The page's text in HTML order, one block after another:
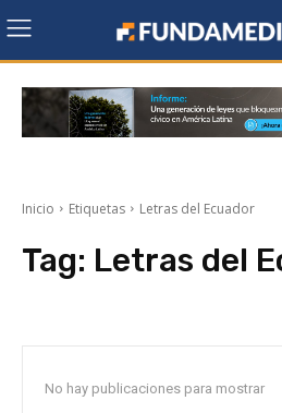
Inicio Etiquetas Letras del Ecuador
Tag: Letras del
No hay publicaciones para mostrar